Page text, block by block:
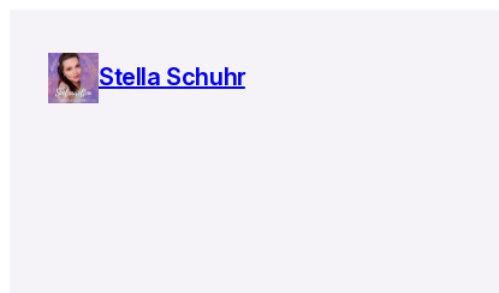
Inhalt
springen
Stella Schuhr